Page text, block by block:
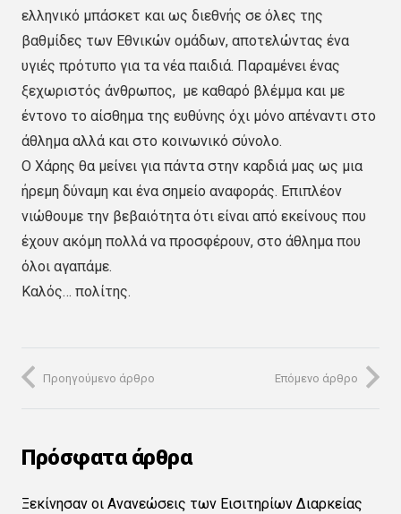
ελληνικό μπάσκετ και ως διεθνής σε όλες της
βαθμίδες των Εθνικών ομάδων, αποτελώντας ένα
υγιές πρότυπο για τα νέα παιδιά. Παραμένει ένας
ξεχωριστός άνθρωπος, με καθαρό βλέμμα και με
έντονο το αίσθημα της ευθύνης όχι μόνο απέναντι στο
άθλημα αλλά και στο κοινωνικό σύνολο.
Ο Χάρης θα μείνει για πάντα στην καρδιά μας ως μια
ήρεμη δύναμη και ένα σημείο αναφοράς. Επιπλέον
νιώθουμε την βεβαιότητα ότι είναι από εκείνους που
έχουν ακόμη πολλά να προσφέρουν, στο άθλημα που
όλοι αγαπάμε.
Καλός… πολίτης.
Προηγούμενο άρθρο Επόμενο άρθρο
Πρόσφατα άρθρα
Ξεκίνησαν οι Ανανεώσεις των Εισιτηρίων Διαρκείας